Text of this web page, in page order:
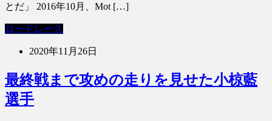
とだ」 2016年10月、Mot […]
ロードレース
2020年11月26日
最終戦まで攻めの走りを見せた小椋藍
選手